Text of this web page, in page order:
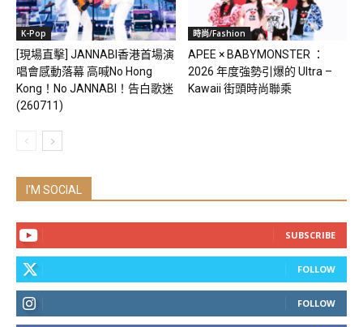
K-Pop
[現場直擊] JANNABI香港首場演
唱會感動落幕 高喊No Hong
Kong！No JANNABI！告白歌迷
(260711)
時尚/Fashion
APEE × BABYMONSTER ：
2026 年度強勢引爆的 Ultra –
Kawaii 街頭時尚聯乘
I'M SOCIAL
SUBSCRIBE
FOLLOW
FOLLOW